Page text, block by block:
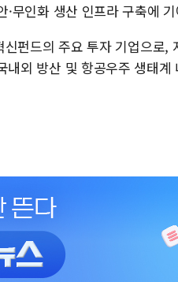
무인화 생산 인프라 구축에
펀드의 주요 투자 기업으로,
외 방산 및 항공우주 생태